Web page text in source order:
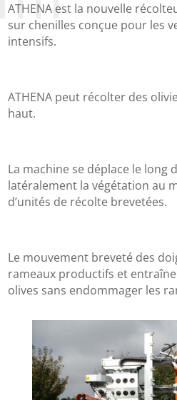
ATHENA est la nouvelle
sur chenilles conçue pour les
intensifs.
ATHENA peut récolter des
haut.
La machine se déplace le long
latéralement la végétation au
d’unités de récolte brevetées.
Le mouvement breveté des
rameaux productifs et
olives sans endommager les